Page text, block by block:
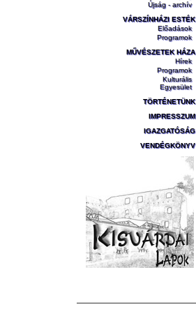
Újság - archív
VÁRSZÍNHÁZI ESTÉK
Előadások
Programok
MŰVÉSZETEK HÁZA
Hírek
Programok
Kulturális
Egyesület
TÖRTÉNETÜNK
IMPRESSZUM
IGAZGATÓSÁG
VENDÉGKÖNYV